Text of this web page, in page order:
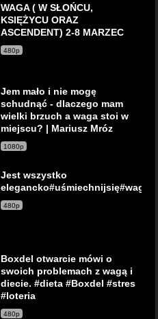
WAGA ( W SŁOŃCU,
KSIĘŻYCU ORAZ
ASCENDENT) 2-8 MARZEC
480p
Jem mało i nie mogę
schudnąć - dlaczego mam
wielki brzuch a waga stoi w
miejscu? | Mariusz Mróz
1080p
Jest wszystko
480p
Boxdel otwarcie mówi o
swoich problemach z wagą i
diecie. #dieta #Boxdel #stres
#loteria
480p